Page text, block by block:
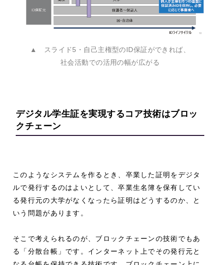
▲ スライド5・自己主権型のID保証ができれば、
社会活動での活用の幅が広がる
デジタル学生証を実現するコア技術はブロッ
クチェーン
このようなシステムを作るとき、卒業した証明をデジタ
ルで発行するのはよいとして、卒業生名簿を保有してい
る発行元の大学がなくなったら証明はどうするのか、と
いう問題があります。
そこで考えられるのが、ブロックチェーンの技術でもあ
る「分散台帳」です。インターネット上でその発行元と